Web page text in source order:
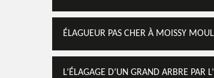
ÉLAGUEUR PAS CHER À MOISSY
L’ÉLAGAGE D’UN GRAND ARBRE PAR